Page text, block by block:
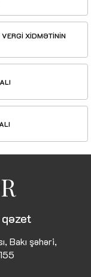
XİDMƏTİNİN
Bakı şəhəri,